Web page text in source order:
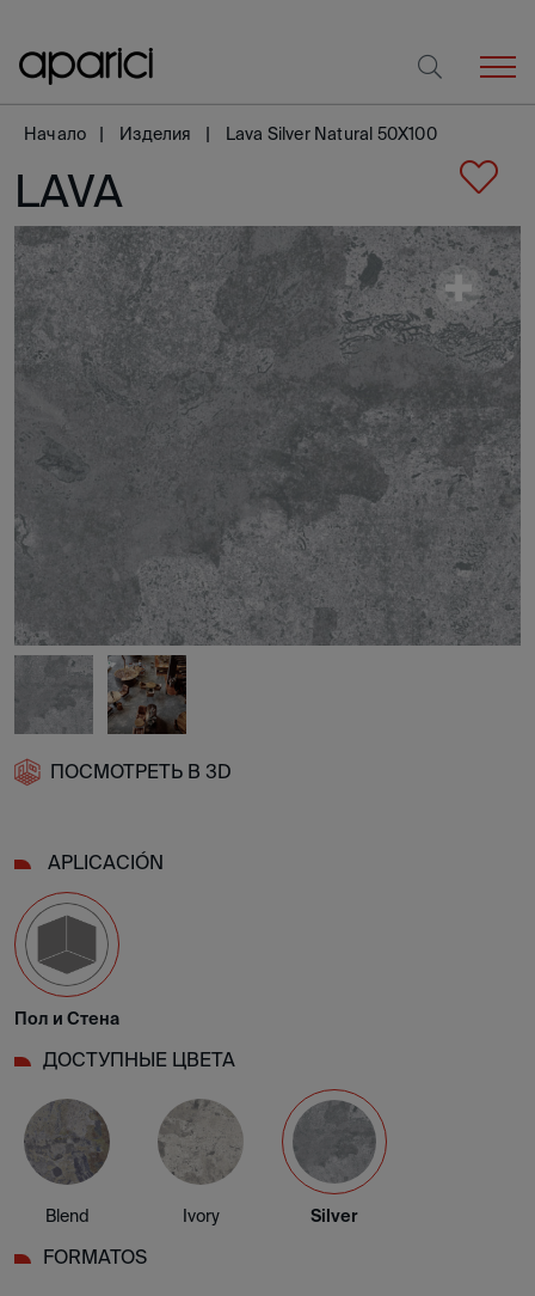
Начало Изделия Lava Silver Natural 50X100
LAVA
ПОСМОТРЕТЬ В 3D
APLICACIÓN
Пол и Стена
ДОСТУПНЫЕ ЦВЕТА
Blend Ivory Silver
FORMATOS